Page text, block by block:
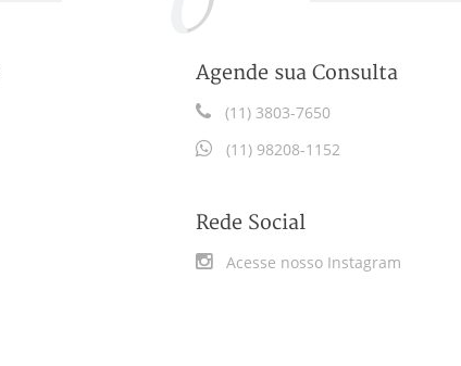
Agende sua Consulta
(11) 3803-7650
(11) 98208-1152
Rede Social
Acesse nosso Instagram